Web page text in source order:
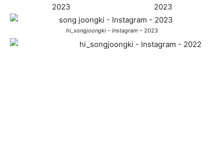
hi_songjoongki – Instagram – 2023